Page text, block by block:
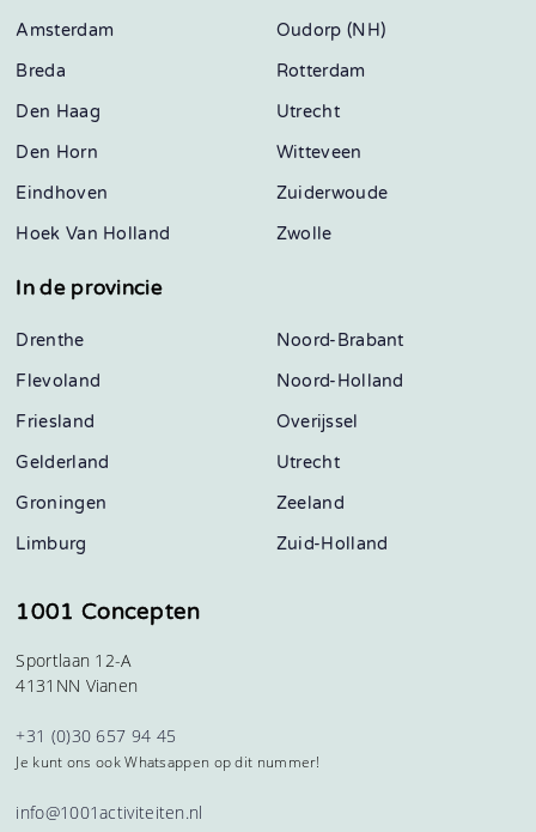
Amsterdam
Breda
Den Haag
Den Horn
Eindhoven
Hoek Van Holland
Oudorp (NH)
Rotterdam
Utrecht
Witteveen
Zuiderwoude
Zwolle
In de provincie
Drenthe
Flevoland
Friesland
Gelderland
Groningen
Limburg
Noord-Brabant
Noord-Holland
Overijssel
Utrecht
Zeeland
Zuid-Holland
1001 Concepten
Sportlaan 12-A
4131NN Vianen
+31 (0)30 657 94 45
Je kunt ons ook Whatsappen op dit nummer!
info@1001activiteiten.nl